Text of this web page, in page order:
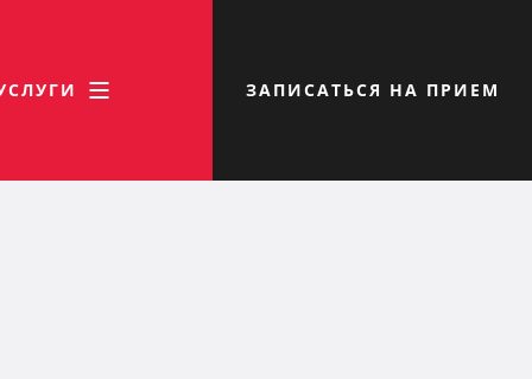
ЗАПИСАТЬСЯ НА ПРИЕМ